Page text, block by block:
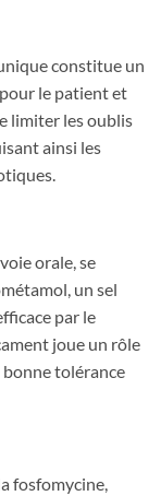
constitue un
le patient et
limiter les oublis
ainsi les
orale, se
un sel
par le
joue un rôle
tolérance
fosfomycine,